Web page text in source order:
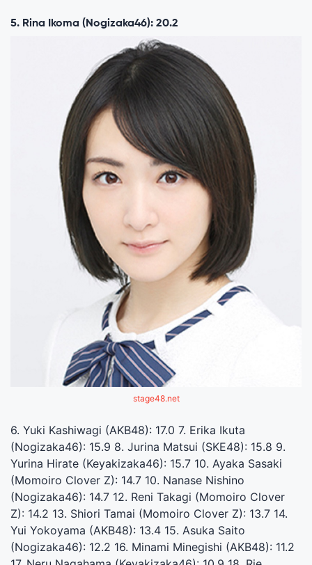
5. Rina Ikoma (Nogizaka46): 20.2
stage48.net
6. Yuki Kashiwagi (AKB48): 17.0 7. Erika Ikuta
(Nogizaka46): 15.9 8. Jurina Matsui (SKE48): 15.8 9.
Yurina Hirate (Keyakizaka46): 15.7 10. Ayaka Sasaki
(Momoiro Clover Z): 14.7 10. Nanase Nishino
(Nogizaka46): 14.7 12. Reni Takagi (Momoiro Clover
Z): 14.2 13. Shiori Tamai (Momoiro Clover Z): 13.7 14.
Yui Yokoyama (AKB48): 13.4 15. Asuka Saito
(Nogizaka46): 12.2 16. Minami Minegishi (AKB48): 11.2